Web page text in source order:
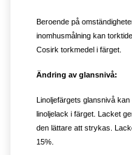
Beroende på
inomhusmålning kan
Cosirk torkmedel i färget.
Ändring av glansnivå:
Linoljefärgets glansnivå kan
linoljelack i färget. Lacket
den lättare att strykas.
15%.